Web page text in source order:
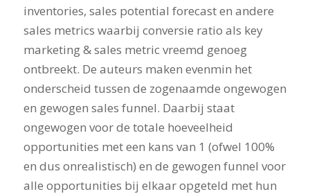
inventories, sales potential forecast en andere
sales metrics waarbij conversie ratio als key
marketing & sales metric vreemd genoeg
ontbreekt. De auteurs maken evenmin het
onderscheid tussen de zogenaamde ongewogen
en gewogen sales funnel. Daarbij staat
ongewogen voor de totale hoeveelheid
opportunities met een kans van 1 (ofwel 100%
en dus onrealistisch) en de gewogen funnel voor
alle opportunities bij elkaar opgeteld met hun